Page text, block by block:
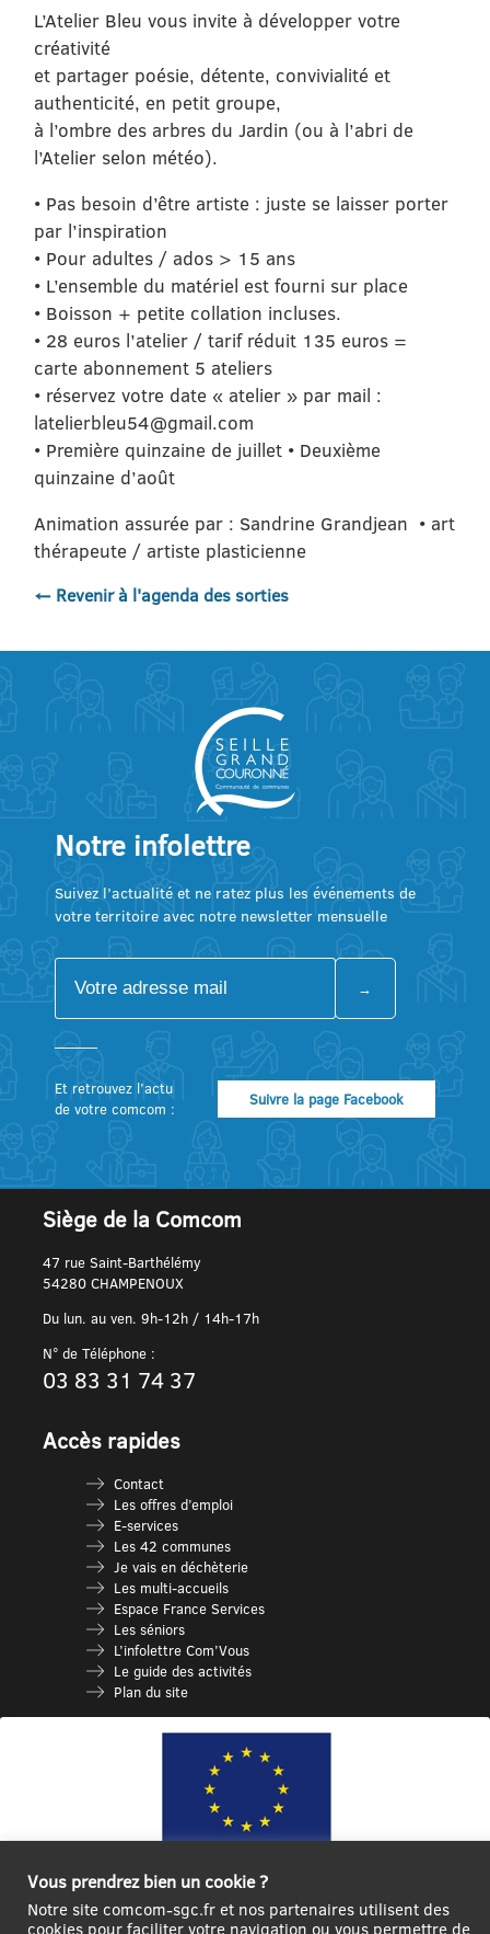
L’Atelier Bleu vous invite à développer votre
créativité
et partager poésie, détente, convivialité et
authenticité, en petit groupe,
à l’ombre des arbres du Jardin (ou à l’abri de
l’Atelier selon météo).
• Pas besoin d’être artiste : juste se laisser porter
par l’inspiration
• Pour adultes / ados > 15 ans
• L’ensemble du matériel est fourni sur place
• Boisson + petite collation incluses.
• 28 euros l’atelier / tarif réduit 135 euros =
carte abonnement 5 ateliers
• réservez votre date « atelier » par mail :
latelierbleu54@gmail.com
• Première quinzaine de juillet • Deuxième
quinzaine d’août
Animation assurée par : Sandrine Grandjean • art
thérapeute / artiste plasticienne
← Revenir à l'agenda des sorties
Notre infolettre
Suivez l’actualité et ne ratez plus les événements de
votre territoire avec notre newsletter mensuelle
Et retrouvez l’actu
de votre comcom :
Suivre la page Facebook
Siège de la Comcom
47 rue Saint-Barthélémy
54280 CHAMPENOUX
Du lun. au ven. 9h-12h / 14h-17h
N° de Téléphone :
03 83 31 74 37
Accès rapides
Contact
Les offres d’emploi
E-services
Les 42 communes
Je vais en déchèterie
Les multi-accueils
Espace France Services
Les séniors
L’infolettre Com’Vous
Le guide des activités
Plan du site
Ce site internet a été cofinancé par l’Union européenne avec le Fonds
Européen de Développement Régional à hauteur de 12 572€
Vous prendrez bien un cookie ?
Notre site comcom-sgc.fr et nos partenaires utilisent des
cookies pour faciliter votre navigation ou vous permettre de